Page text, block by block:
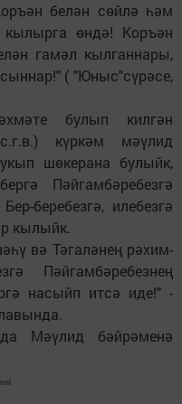
белән сөйлә һәм
өндә! Коръән
гамәл кылганнары,
( "Юныс"сүрәсе,
булып килгән
күркәм мәүлид
шөкерана булыйк,
Пәйгамбәребезгә
беребезгә, илебезгә
кылыйк.
вә Тәгаләнең рәхим-
Пәйгамбәребезнең
насыйп итсә иде!" -
Мәүлид бәйрәменә